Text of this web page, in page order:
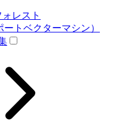
レスト
ートベクターマシン）